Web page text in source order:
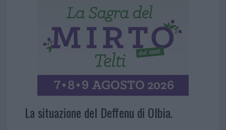
La situazione del Deffenu di Olbia.